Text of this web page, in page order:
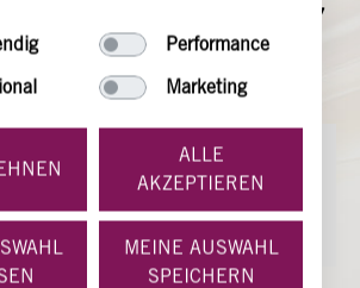
Sie können Ihre
dadurch widerrufen, dass
"Cookie Informationen" das
rückgängig machen.
Performance
Marketing
ALLE
AKZEPTIEREN
MEINE AUSWAHL
SPEICHERN
von 9 bis 13 Uhr und von 14 bis 17
Mittwoch von 9 bis 13 Uhr
und per E-Mail.
GOLD.DE
+49 (0) 6181 35 35 35